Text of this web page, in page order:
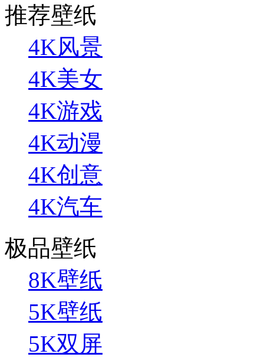
推荐壁纸
4K风景
4K美女
4K游戏
4K动漫
4K创意
4K汽车
极品壁纸
8K壁纸
5K壁纸
5K双屏